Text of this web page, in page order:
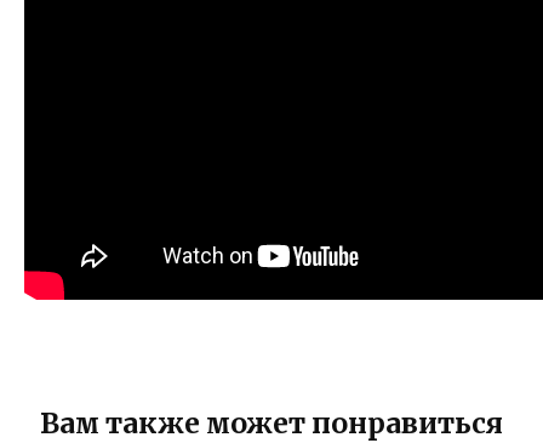
Вам также может понравиться